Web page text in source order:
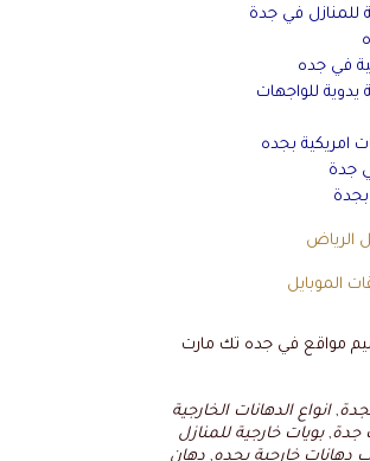
للمنازل في جدة
في جده
يدوية للواجهات
امريكية بجده
جدة
الرياض
الموبايل
مواقع في جده تك مارت
,انواع الدهانات الخارجية
جدة,بويات خارجية للمنازل
خارجية بجده, دهان